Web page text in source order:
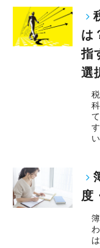
は
指
選
度